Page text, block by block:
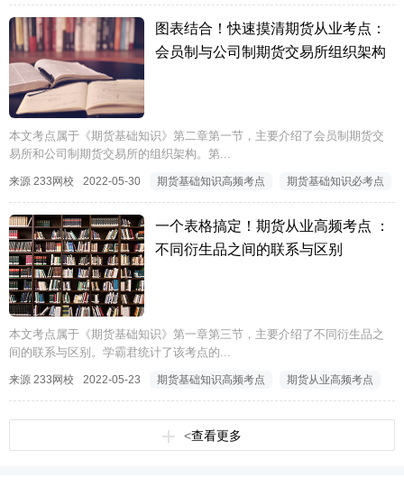
图表结合！快速摸清期货从业考点：
会员制与公司制期货交易所组织架构
本文考点属于《期货基础知识》第二章第一节，主要介绍了会员制期货交
易所和公司制期货交易所的组织架构。第...
来源 233网校 2022-05-30 期货基础知识高频考点 期货基础知识必考点
一个表格搞定！期货从业高频考点 ：
不同衍生品之间的联系与区别
本文考点属于《期货基础知识》第一章第三节，主要介绍了不同衍生品之
间的联系与区别。学霸君统计了该考点的...
来源 233网校 2022-05-23 期货基础知识高频考点 期货从业高频考点
<查看更多